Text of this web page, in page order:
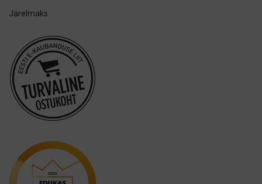
Miradent
Mizuha
OraCoat
Oral-B
Oxyfresh
Philips
Järelmaks